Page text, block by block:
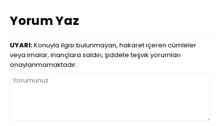
Yorum Yaz
UYARI:Konuyla ilgisi bulunmayan, hakaret içeren cümleler
veya imalar, inançlara saldırı, şiddete teşvik yorumları
onaylanmamaktadır.